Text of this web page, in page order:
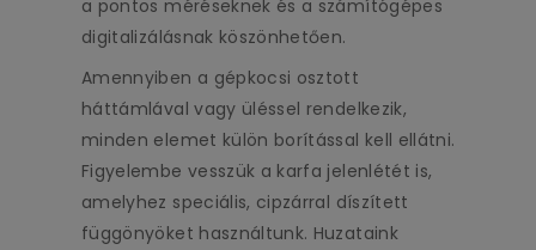
a pontos méréseknek és a számítógépes
digitalizálásnak köszönhetően.
Amennyiben a gépkocsi osztott
háttámlával vagy üléssel rendelkezik,
minden elemet külön borítással kell ellátni.
Figyelembe vesszük a karfa jelenlétét is,
amelyhez speciális, cipzárral díszített
függönyöket használtunk. Huzataink